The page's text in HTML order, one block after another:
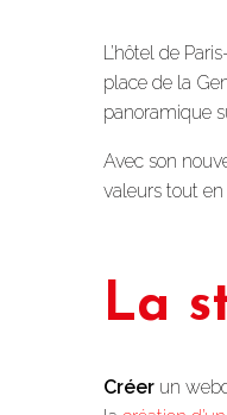
L’hôtel de
place de la
panoramique
Avec son
valeurs tout
La
Créer un